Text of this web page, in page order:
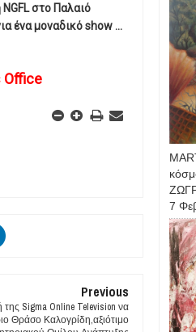
στο Παλαιό
ένα μοναδικό show ...
Office
Previous
της Sigma Online Television να
Θράσο Καλογρίδη,αξιότιμο
7